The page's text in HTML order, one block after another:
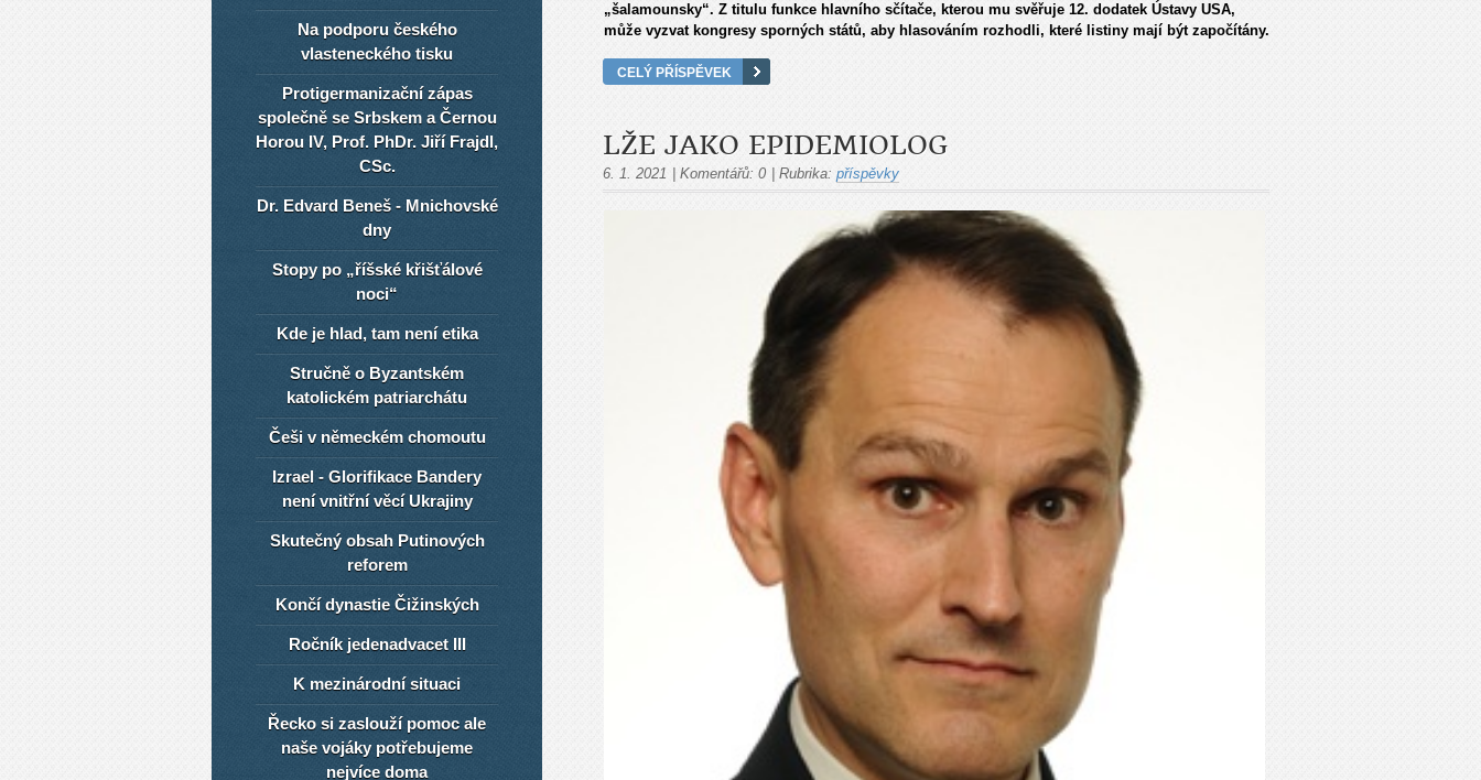
„šalamounsky“. Z titulu funkce hlavního sčítače, kterou mu svěřuje 12. dodatek Ústavy USA,
může vyzvat kongresy sporných států, aby hlasováním rozhodli, které listiny mají být započítány.
CELÝ PŘÍSPĚVEK
LŽE JAKO EPIDEMIOLOG
6. 1. 2021 Komentářů: 0 Rubrika: příspěvky
Na podporu českého
vlasteneckého tisku
Protigermanizační zápas
společně se Srbskem a Černou
Horou IV, Prof. PhDr. Jiří Frajdl,
CSc.
Dr. Edvard Beneš - Mnichovské
dny
Stopy po „říšské křišťálové
noci“
Kde je hlad, tam není etika
Stručně o Byzantském
katolickém patriarchátu
Češi v německém chomoutu
Izrael - Glorifikace Bandery
není vnitřní věcí Ukrajiny
Skutečný obsah Putinových
reforem
Končí dynastie Čižinských
Ročník jedenadvacet III
K mezinárodní situaci
Řecko si zaslouží pomoc ale
naše vojáky potřebujeme
nejvíce doma